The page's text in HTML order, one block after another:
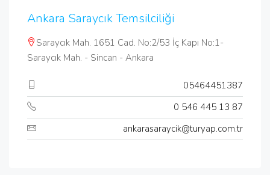
Ankara Saraycık Temsilciliği
Saraycık Mah. 1651 Cad. No:2/53 İç Kapı No:1-
Saraycık Mah. - Sincan - Ankara
05464451387
0 546 445 13 87
ankarasaraycik@turyap.com.tr